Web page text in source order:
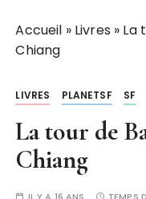
Accueil » Livres » La
Chiang
LIVRES PLANETSF SF
La tour de
Chiang